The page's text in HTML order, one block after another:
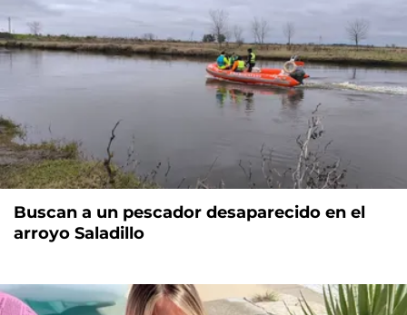
Buscan a un pescador desaparecido en el
arroyo Saladillo